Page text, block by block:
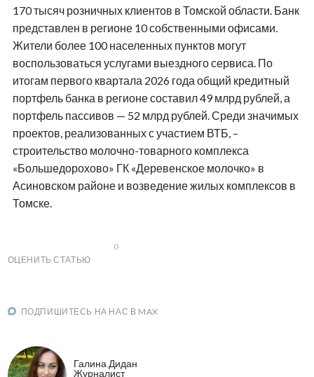
170 тысяч розничных клиентов в Томской области. Банк
представлен в регионе 10 собственными офисами.
Жители более 100 населенных пунктов могут
воспользоваться услугами выездного сервиса. По
итогам первого квартала 2026 года общий кредитный
портфель банка в регионе составил 49 млрд рублей, а
портфель пассивов — 52 млрд рублей. Среди значимых
проектов, реализованных с участием ВТБ, –
строительство молочно-товарного комплекса
«Большедорохово» ГК «Деревенское молочко» в
Асиновском районе и возведение жилых комплексов в
Томске.
ОЦЕНИТЬ СТАТЬЮ
0
ПОДПИШИТЕСЬ НА НАС В MAX
Галина Дидан
Журналист